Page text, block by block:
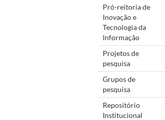
Pró-reitoria de
Inovação e
Tecnologia da
Informação
Projetos de
pesquisa
Grupos de
pesquisa
Repositório
Institucional